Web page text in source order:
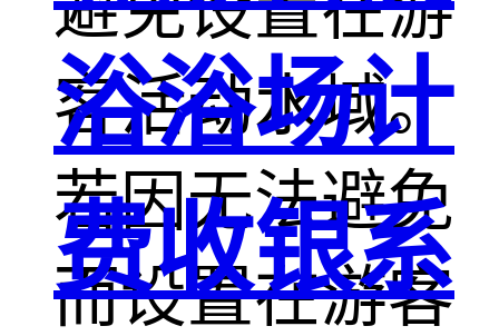
客活动水域。
若因无法避免
而设置在游客
浴浴场计
费收银系